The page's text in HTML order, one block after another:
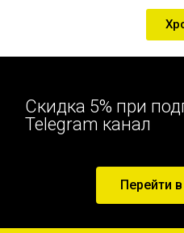
Скидка 5% при
Telegram канал
Перейти